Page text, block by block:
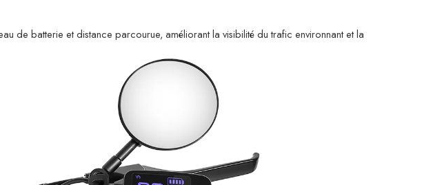
de batterie et distance parcourue, améliorant la visibilité du trafic environnant et la